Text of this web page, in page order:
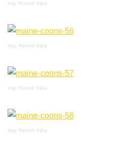
img: Robert Sijka
img: Robert Sijka
img: Robert Sijka
img: Robert Sijka